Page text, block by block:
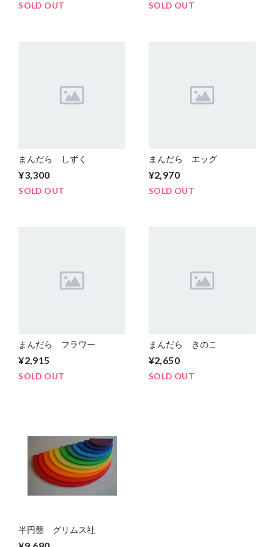
SOLD OUT SOLD OUT
まんだら しずく
¥3,300
SOLD OUT
まんだら エッグ
¥2,970
SOLD OUT
まんだら フラワー
¥2,915
SOLD OUT
まんだら きのこ
¥2,650
SOLD OUT
半円盤 グリムス社